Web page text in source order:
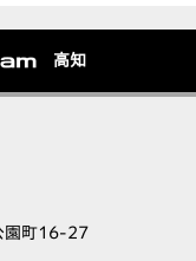
高知
園町16-27